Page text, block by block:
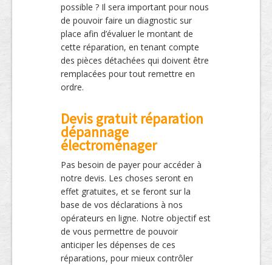
possible ? Il sera important pour nous
de pouvoir faire un diagnostic sur
place afin d’évaluer le montant de
cette réparation, en tenant compte
des pièces détachées qui doivent être
remplacées pour tout remettre en
ordre.
Devis gratuit réparation
dépannage
électroménager
Pas besoin de payer pour accéder à
notre devis. Les choses seront en
effet gratuites, et se feront sur la
base de vos déclarations à nos
opérateurs en ligne. Notre objectif est
de vous permettre de pouvoir
anticiper les dépenses de ces
réparations, pour mieux contrôler